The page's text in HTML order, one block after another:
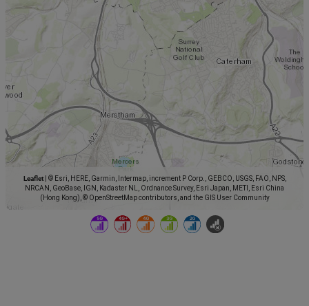
Leaflet
© Esri, HERE, Garmin, Intermap, increment P Corp., GEBCO, USGS, FAO, NPS,
NRCAN, GeoBase, IGN, Kadaster NL, Ordnance Survey, Esri Japan, METI, Esri China
(Hong Kong), © OpenStreetMap contributors, and the GIS User Community